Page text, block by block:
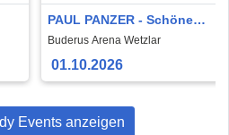
PAUL PANZER - Schöne
neue Welt - welcome to hell
Buderus Arena Wetzlar
01.10.2026
Events anzeigen